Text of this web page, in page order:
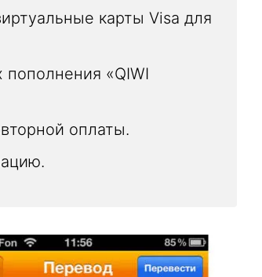
карты Visa для
«QIWI
оплаты.